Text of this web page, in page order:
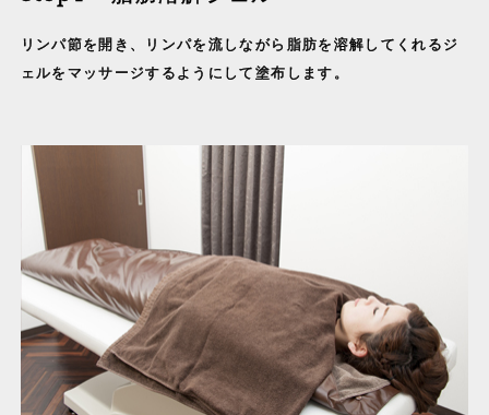
リンパ節を開き、リンパを流しながら脂肪を溶解してくれるジ
ェルをマッサージするようにして塗布します。